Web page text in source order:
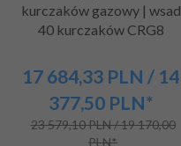
kurczaków gazowy | wsad
40 kurczaków CRG8
17 684,33 PLN / 14
377,50 PLN*
23 579,10 PLN / 19 170,00
PLN*